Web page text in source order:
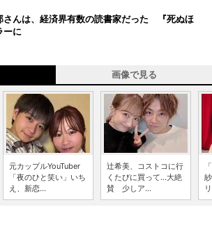
さんは、経済界有数の読書家だった 『死ぬほ
ーに
画像で見る
元カップルYouTuber
「夜のひと笑い」いち
え、新恋...
辻希美、コストコに行
くたびに買って...大絶
賛 少しア...